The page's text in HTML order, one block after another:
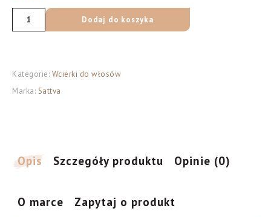
ilość
Sattva
Tonic
wcierka
głowy
Kozieradka,
ml
Dodaj do koszyka
Kategorie: Wcierki do włosów
Marka: Sattva
Opis Szczegóły produktu Opinie (0)
O marce Zapytaj o produkt